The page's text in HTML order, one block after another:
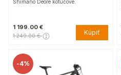
Shimano Deore kotúčové.
1 199.00 €
1 249.00 € Kúpiť
-4%